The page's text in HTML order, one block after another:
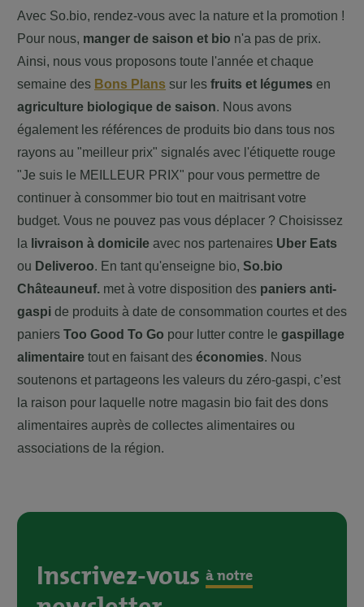
Avec So.bio, rendez-vous avec la nature et la promotion !
Pour nous, manger de saison et bio n'a pas de prix.
Ainsi, nous vous proposons toute l'année et chaque
semaine des Bons Plans sur les fruits et légumes en
agriculture biologique de saison. Nous avons
également les références de produits bio dans tous nos
rayons au "meilleur prix" signalés avec l'étiquette rouge
"Je suis le MEILLEUR PRIX" pour vous permettre de
continuer à consommer bio tout en maitrisant votre
budget. Vous ne pouvez pas vous déplacer ? Choisissez
la livraison à domicile avec nos partenaires Uber Eats
ou Deliveroo. En tant qu'enseigne bio, So.bio
Châteauneuf. met à votre disposition des paniers anti-
gaspi de produits à date de consommation courtes et des
paniers Too Good To Go pour lutter contre le gaspillage
alimentaire tout en faisant des économies. Nous
soutenons et partageons les valeurs du zéro-gaspi, c’est
la raison pour laquelle notre magasin bio fait des dons
alimentaires auprès de collectes alimentaires ou
associations de la région.
Inscrivez-vous à notre